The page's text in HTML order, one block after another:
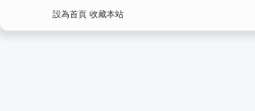
設為首頁 收藏本站